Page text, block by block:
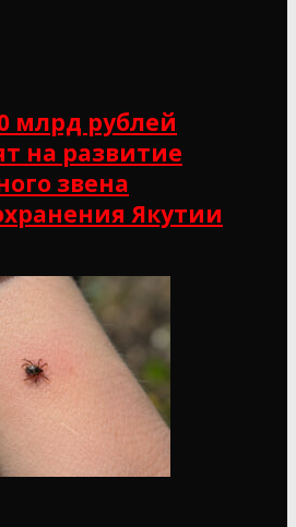
млрд рублей
на развитие
звена
Якутии